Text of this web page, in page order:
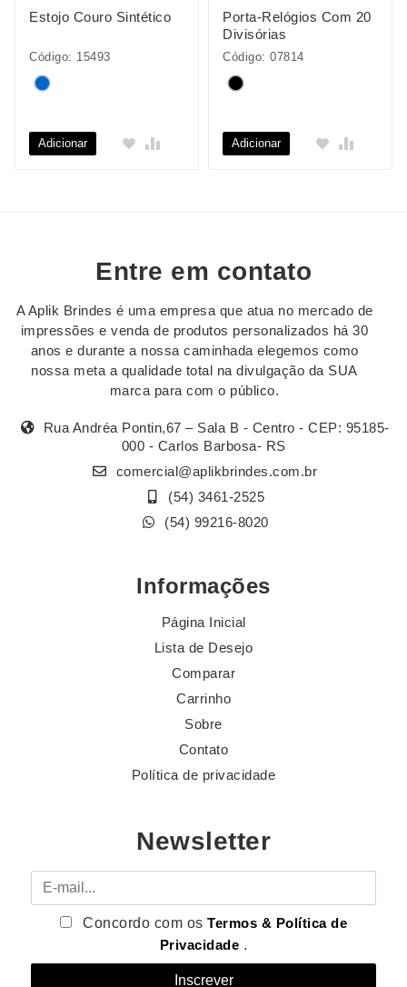
Estojo Couro Sintético
Código: 15493
Adicionar
Porta-Relógios Com 20
Divisórias
Código: 07814
Adicionar
Entre em contato
A Aplik Brindes é uma empresa que atua no mercado de
impressões e venda de produtos personalizados há 30
anos e durante a nossa caminhada elegemos como
nossa meta a qualidade total na divulgação da SUA
marca para com o público.
Rua Andréa Pontin,67 – Sala B - Centro - CEP: 95185-
000 - Carlos Barbosa- RS
comercial@aplikbrindes.com.br
(54) 3461-2525
(54) 99216-8020
Informações
Página Inicial
Lista de Desejo
Comparar
Carrinho
Sobre
Contato
Política de privacidade
Newsletter
E-mail
Concordo com osTermos & Política de
Privacidade .